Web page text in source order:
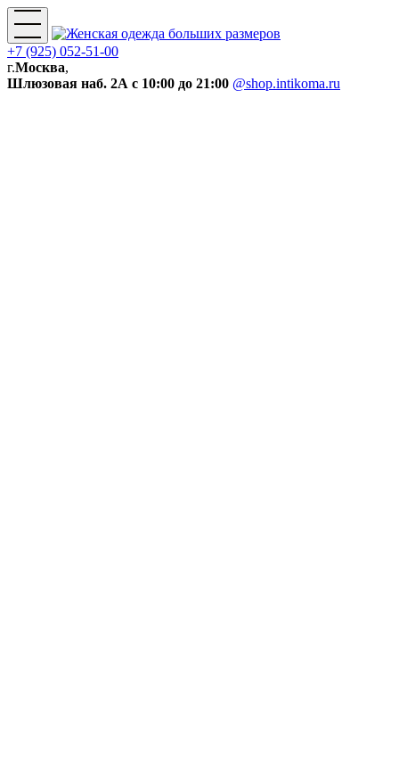
+7 (925) 052-51-00
г.Москва,
Шлюзовая наб. 2А с 10:00 до 21:00 @shop.intikoma.ru